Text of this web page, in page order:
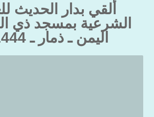
أُلقي بدار الحديث
الشرعية بمسجد ذي
اليمن ـ ذمار ـ 1444هـ